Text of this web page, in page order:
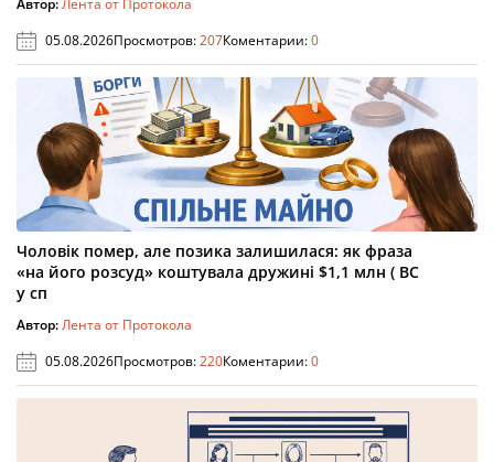
Автор:Лента от Протокола
05.08.2026Просмотров:207Коментарии:0
Чоловік помер, але позика залишилася: як фраза
«на його розсуд» коштувала дружині $1,1 млн ( ВС
у сп
Автор:Лента от Протокола
05.08.2026Просмотров:220Коментарии:0